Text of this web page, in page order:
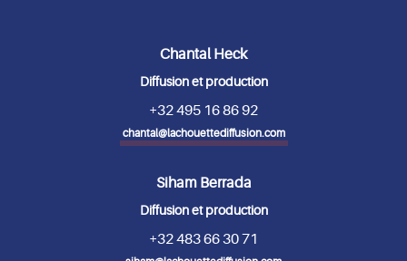
Chantal Heck
Diffusion et production
+32 495 16 86 92
chantal@lachouettediffusion.com
Siham Berrada
Diffusion et production
+32 483 66 30 71